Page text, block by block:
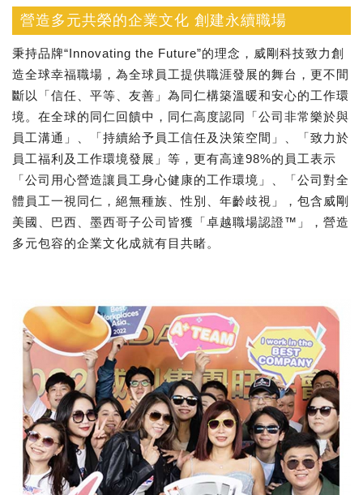
營造多元共榮的企業文化 創建永續職場
秉持品牌“Innovating the Future”的理念，威剛科技致力創
造全球幸福職場，為全球員工提供職涯發展的舞台，更不間
斷以「信任、平等、友善」為同仁構築溫暖和安心的工作環
境。在全球的同仁回饋中，同仁高度認同「公司非常樂於與
員工溝通」、「持續給予員工信任及決策空間」、「致力於
員工福利及工作環境發展」等，更有高達98%的員工表示
「公司用心營造讓員工身心健康的工作環境」、「公司對全
體員工一視同仁，絕無種族、性別、年齡歧視」，包含威剛
美國、巴西、墨西哥子公司皆獲「卓越職場認證™」，營造
多元包容的企業文化成就有目共睹。